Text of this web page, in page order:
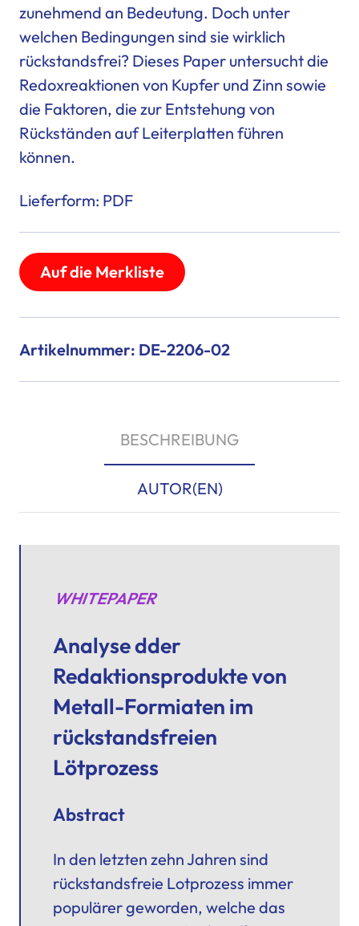
zunehmend an Bedeutung. Doch unter
welchen Bedingungen sind sie wirklich
rückstandsfrei? Dieses Paper untersucht die
Redoxreaktionen von Kupfer und Zinn sowie
die Faktoren, die zur Entstehung von
Rückständen auf Leiterplatten führen
können.
Lieferform: PDF
Auf die Merkliste
Artikelnummer: DE-2206-02
BESCHREIBUNG
AUTOR(EN)
WHITEPAPER
Analyse dder
Redaktionsprodukte von
Metall-Formiaten im
rückstandsfreien
Lötprozess
Abstract
In den letzten zehn Jahren sind
rückstandsfreie Lotprozess immer
populärer geworden, welche das